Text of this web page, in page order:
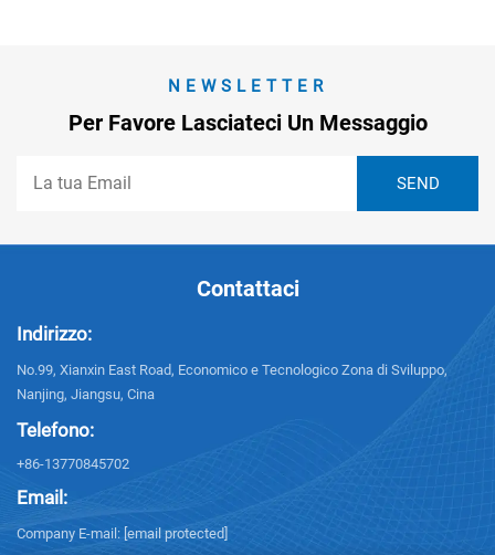
NEWSLETTER
Per Favore Lasciateci Un Messaggio
Contattaci
Indirizzo:
No.99, Xianxin East Road, Economico e Tecnologico Zona di Sviluppo,
Nanjing, Jiangsu, Cina
Telefono:
+86-13770845702
Email:
Company E-mail: [email protected]